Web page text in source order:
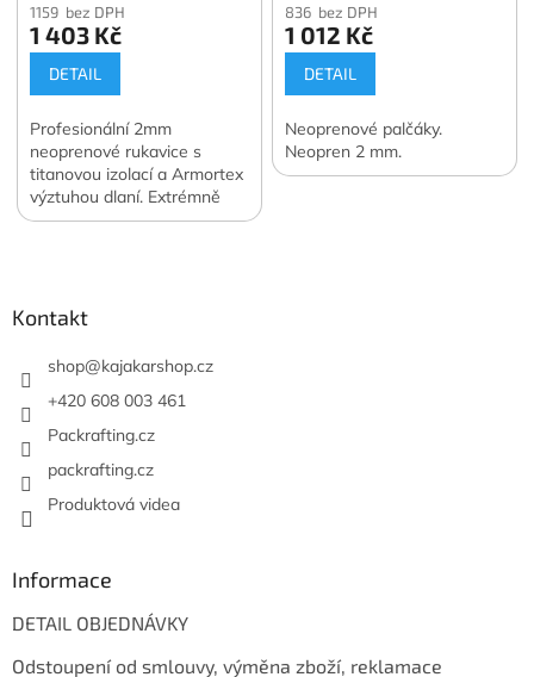
1159 bez DPH
1 403 Kč
DETAIL
Profesionální 2mm
neoprenové rukavice s
titanovou izolací a Armortex
výztuhou dlaní. Extrémně
odolné, skvěle padnou.
836 bez DPH
1 012 Kč
DETAIL
Neoprenové palčáky.
Neopren 2 mm.
Kontakt
shop@kajakarshop.cz
+420 608 003 461
Packrafting.cz
packrafting.cz
Produktová videa
Informace
DETAIL OBJEDNÁVKY
Odstoupení od smlouvy, výměna zboží, reklamace